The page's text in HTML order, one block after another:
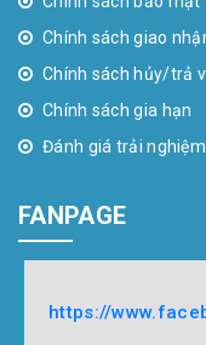
Chính sách giao
Chính sách hủy/trả
Chính sách gia hạn
Đánh giá trải
FANPAGE
https://